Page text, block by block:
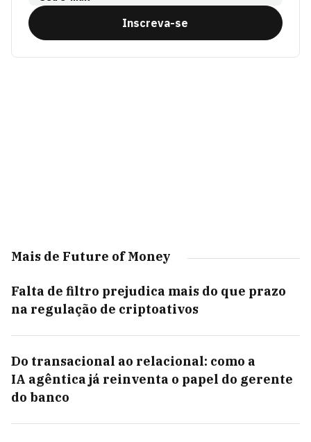
Inscreva-se
Mais de Future of Money
Falta de filtro prejudica mais do que prazo
na regulação de criptoativos
Do transacional ao relacional: como a
IA agêntica já reinventa o papel do gerente
do banco